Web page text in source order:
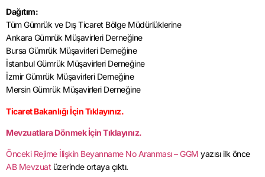
Dağıtım:
Tüm Gümrük ve Dış Ticaret Bölge Müdürlüklerine
Ankara Gümrük Müşavirleri Derneğine
Bursa Gümrük Müşavirleri Derneğine
İstanbul Gümrük Müşavirleri Derneğine
İzmir Gümrük Müşavirleri Derneğine
Mersin Gümrük Müşavirleri Derneğine
Ticaret Bakanlığı İçin Tıklayınız.
Mevzuatlara Dönmek İçin Tıklayınız.
Önceki Rejime İlişkin Beyanname No Aranması – GGM yazısı ilk önce
AB Mevzuatüzerinde ortaya çıktı.